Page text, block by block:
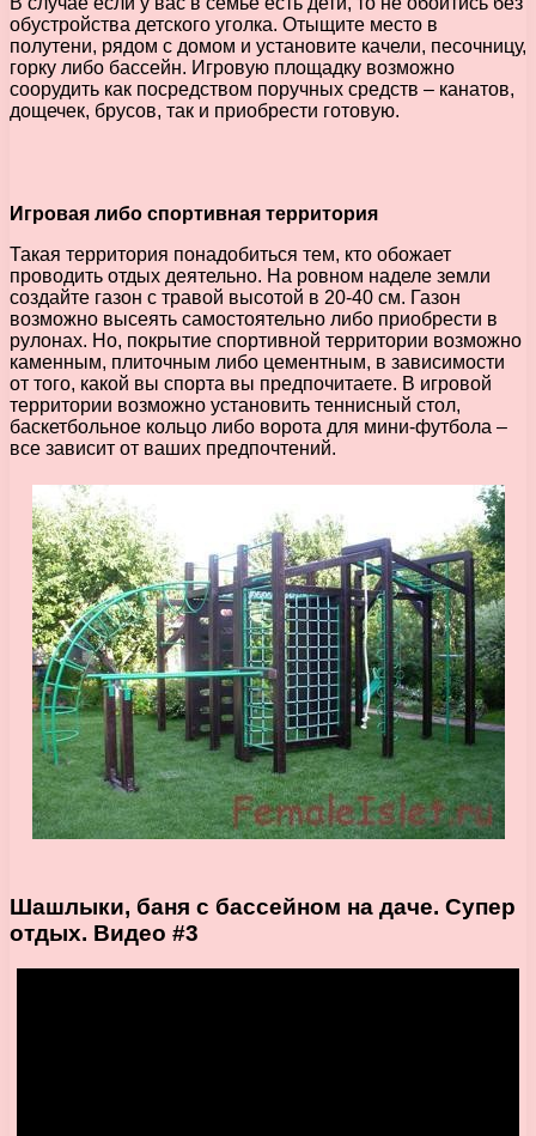
обустройства детского уголка. Отыщите место в
полутени, рядом с домом и установите качели, песочницу,
горку либо бассейн. Игровую площадку возможно
соорудить как посредством поручных средств – канатов,
дощечек, брусов, так и приобрести готовую.
Игровая либо спортивная территория
Такая территория понадобиться тем, кто обожает
проводить отдых деятельно. На ровном наделе земли
создайте газон с травой высотой в 20-40 см. Газон
возможно высеять самостоятельно либо приобрести в
рулонах. Но, покрытие спортивной территории возможно
каменным, плиточным либо цементным, в зависимости
от того, какой вы спорта вы предпочитаете. В игровой
территории возможно установить теннисный стол,
баскетбольное кольцо либо ворота для мини-футбола –
все зависит от ваших предпочтений.
Шашлыки, баня с бассейном на даче. Супер
отдых. Видео #3